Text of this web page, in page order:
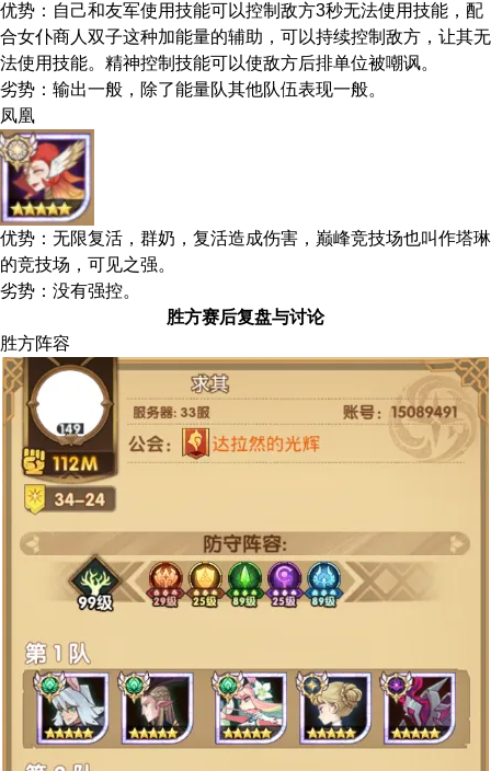
优势：自己和友军使用技能可以控制敌方3秒无法使用技能，配
合女仆商人双子这种加能量的辅助，可以持续控制敌方，让其无
法使用技能。精神控制技能可以使敌方后排单位被嘲讽。
劣势：输出一般，除了能量队其他队伍表现一般。
凤凰
优势：无限复活，群奶，复活造成伤害，巅峰竞技场也叫作塔琳
的竞技场，可见之强。
劣势：没有强控。
胜方赛后复盘与讨论
胜方阵容